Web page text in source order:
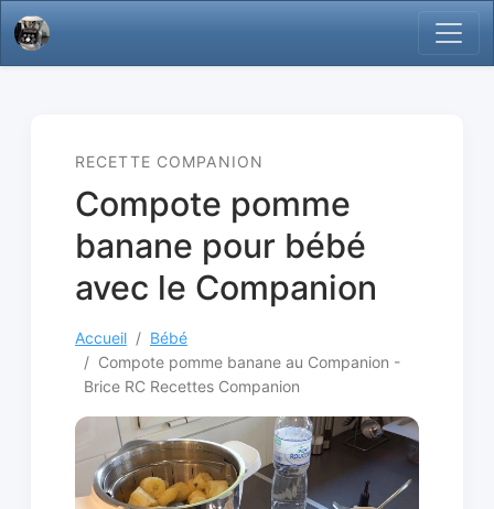
RECETTE COMPANION
Compote pomme
banane pour bébé
avec le Companion
Accueil
Bébé
Compote pomme banane au Companion -
Brice RC Recettes Companion